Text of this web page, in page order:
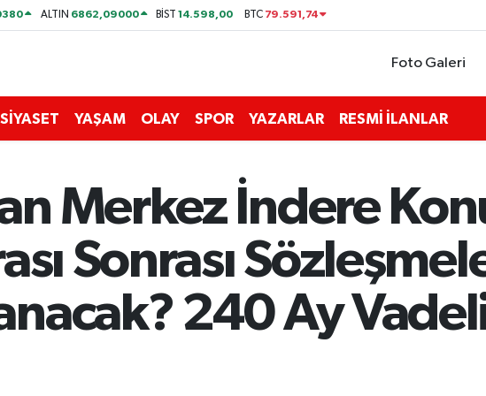
ALTIN 6862,09000 BİST14.598,00 BTC 79.591,74
Foto Galeri
SİYASET YAŞAM OLAY SPOR YAZARLAR RESMİ İLANLAR
Merkez İndere
Sonrası
240 Ay